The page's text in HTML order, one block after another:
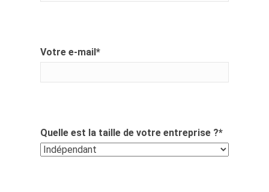
Votre e-mail*
Quelle est la taille de votre entreprise ?*